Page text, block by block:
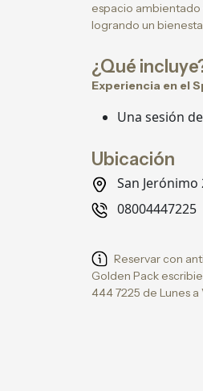
espacio ambientado
logrando un
¿Qué
Experiencia en el
Una sesión
Ubicación
San Jerónimo
08004447225
Reservar con
Golden Pack
444 7225 de Lunes